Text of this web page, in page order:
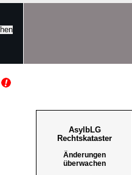
AsylbLG
Rechtskataster
Änderungen
überwachen